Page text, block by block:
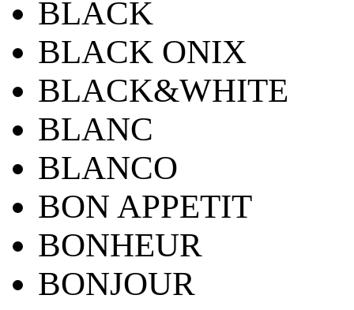
BLACK
BLACK ONIX
BLACK&WHITE
BLANC
BLANCO
BON APPETIT
BONHEUR
BONJOUR